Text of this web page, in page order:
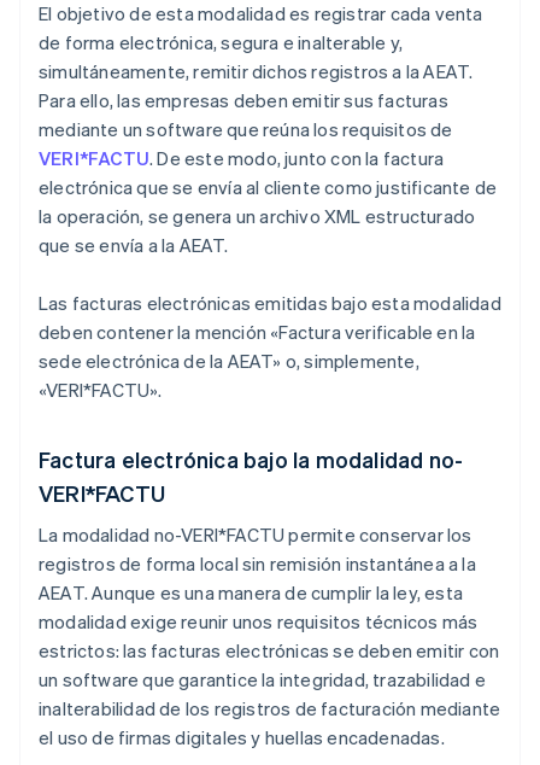
El objetivo de esta modalidad es registrar cada venta
de forma electrónica, segura e inalterable y,
simultáneamente, remitir dichos registros a la AEAT.
Para ello, las empresas deben emitir sus facturas
mediante un software que reúna los requisitos de
VERI*FACTU. De este modo, junto con la factura
electrónica que se envía al cliente como justificante de
la operación, se genera un archivo XML estructurado
que se envía a la AEAT.
Las facturas electrónicas emitidas bajo esta modalidad
deben contener la mención «Factura verificable en la
sede electrónica de la AEAT» o, simplemente,
«VERI*FACTU».
Factura electrónica bajo la modalidad no-
VERI*FACTU
La modalidad no-VERI*FACTU permite conservar los
registros de forma local sin remisión instantánea a la
AEAT. Aunque es una manera de cumplir la ley, esta
modalidad exige reunir unos requisitos técnicos más
estrictos: las facturas electrónicas se deben emitir con
un software que garantice la integridad, trazabilidad e
inalterabilidad de los registros de facturación mediante
el uso de firmas digitales y huellas encadenadas.